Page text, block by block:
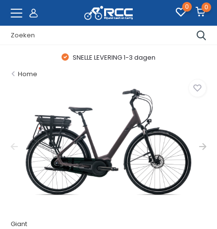
0 0
SNELLE LEVERING 1-3 dagen
Home
Giant